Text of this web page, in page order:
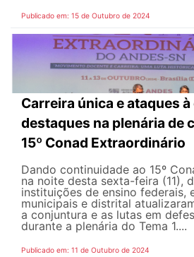
Publicado em: 15 de Outubro de 2024
Carreira única e ataques
destaques na plenária de
15º Conad Extraordinário
Dando continuidade ao 15º
na noite desta sexta-feira (11),
instituições de ensino federais,
municipais e distrital
a conjuntura e as lutas em
durante a plenária do Tema 1....
Publicado em: 11 de Outubro de 2024